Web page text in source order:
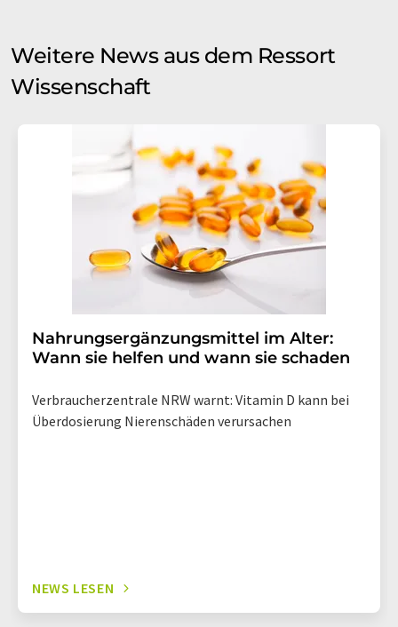
Weitere News aus dem Ressort
Wissenschaft
Nahrungsergänzungsmittel im Alter:
Wann sie helfen und wann sie schaden
Verbraucherzentrale NRW warnt: Vitamin D kann bei
Überdosierung Nierenschäden verursachen
NEWS LESEN